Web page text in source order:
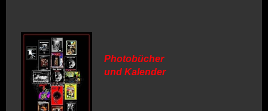
Photobücher
und Kalender